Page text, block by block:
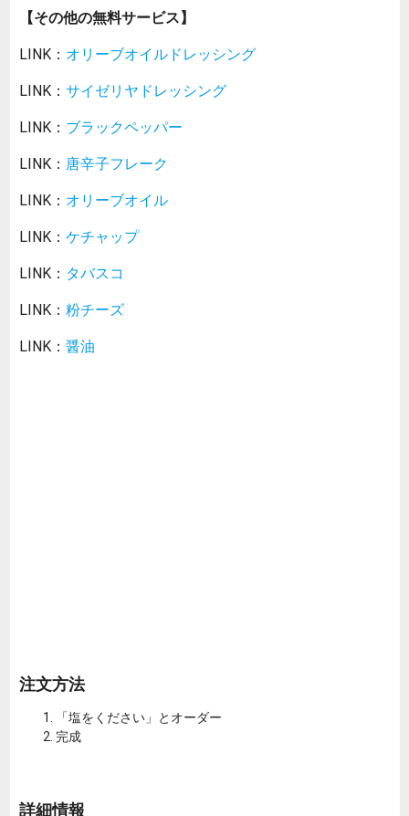
【その他の無料サービス】
LINK： オリーブオイルドレッシング
LINK： サイゼリヤドレッシング
LINK： ブラックペッパー
LINK： 唐辛子フレーク
LINK： オリーブオイル
LINK： ケチャップ
LINK： タバスコ
LINK： 粉チーズ
LINK： 醤油
注文方法
「塩をください」とオーダー
完成
詳細情報